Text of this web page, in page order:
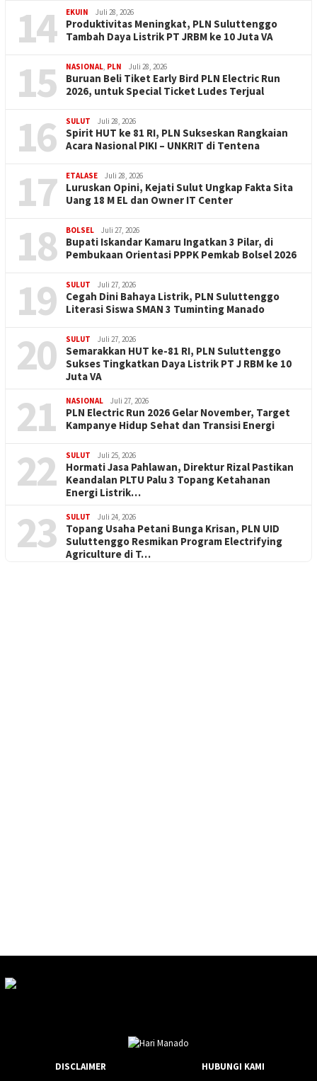
14 EKUIN Juli 28, 2026
Produktivitas Meningkat, PLN Suluttenggo
Tambah Daya Listrik PT JRBM ke 10 Juta VA
15 NASIONAL, PLN Juli 28, 2026
Buruan Beli Tiket Early Bird PLN Electric Run
2026, untuk Special Ticket Ludes Terjual
16 SULUT Juli 28, 2026
Spirit HUT ke 81 RI, PLN Sukseskan Rangkaian
Acara Nasional PIKI – UNKRIT di Tentena
17 ETALASE Juli 28, 2026
Luruskan Opini, Kejati Sulut Ungkap Fakta Sita
Uang 18 M EL dan Owner IT Center
18 BOLSEL Juli 27, 2026
Bupati Iskandar Kamaru Ingatkan 3 Pilar, di
Pembukaan Orientasi PPPK Pemkab Bolsel 2026
19 SULUT Juli 27, 2026
Cegah Dini Bahaya Listrik, PLN Suluttenggo
Literasi Siswa SMAN 3 Tuminting Manado
20 SULUT Juli 27, 2026
Semarakkan HUT ke-81 RI, PLN Suluttenggo
Sukses Tingkatkan Daya Listrik PT J RBM ke 10
Juta VA
21 NASIONAL Juli 27, 2026
PLN Electric Run 2026 Gelar November, Target
Kampanye Hidup Sehat dan Transisi Energi
22 SULUT Juli 25, 2026
Hormati Jasa Pahlawan, Direktur Rizal Pastikan
Keandalan PLTU Palu 3 Topang Ketahanan
Energi Listrik…
23 SULUT Juli 24, 2026
Topang Usaha Petani Bunga Krisan, PLN UID
Suluttenggo Resmikan Program Electrifying
Agriculture di T…
DISCLAIMER
HUBUNGI KAMI